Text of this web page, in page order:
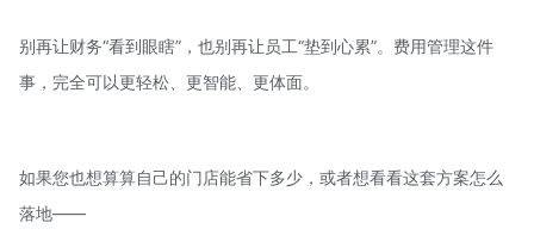
别再让财务“看到眼瞎”，也别再让员工“垫到心累”。费用管理这件
事，完全可以更轻松、更智能、更体面。
如果您也想算算自己的门店能省下多少，或者想看看这套方案怎么
落地——